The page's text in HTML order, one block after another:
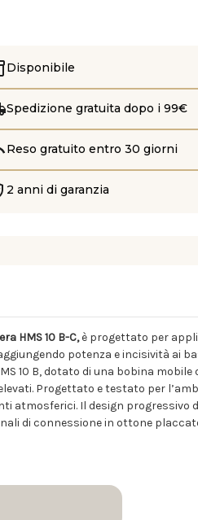
Disponibile
Spedizione gratuita dopo i 99€
Reso gratuito entro 30 giorni
2 anni di garanzia
HMS 10 B-C,è progettato per
potenza e incisività ai
10 B, dotato di una bobina mobile
Progettato e testato per
atmosferici. Il design progressivo
di connessione in ottone